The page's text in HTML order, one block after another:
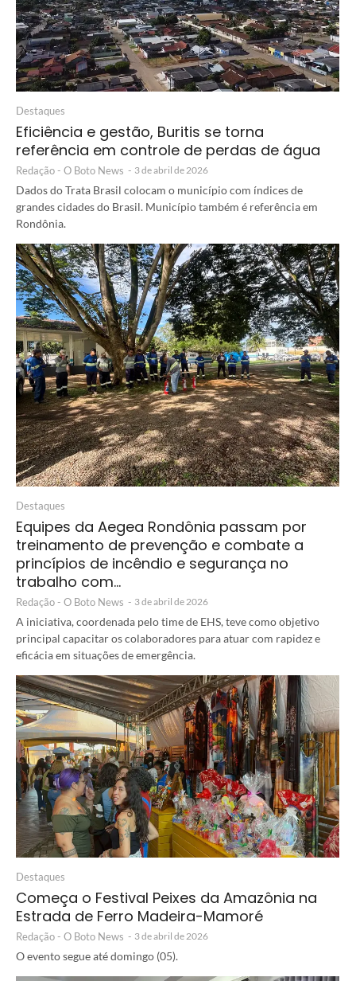
Destaques
Eficiência e gestão, Buritis se torna
referência em controle de perdas de água
Redação - O Boto News - 3 de abril de 2026
Dados do Trata Brasil colocam o município com índices de
grandes cidades do Brasil. Município também é referência em
Rondônia.
Destaques
Equipes da Aegea Rondônia passam por
treinamento de prevenção e combate a
princípios de incêndio e segurança no
trabalho com…
Redação - O Boto News - 3 de abril de 2026
A iniciativa, coordenada pelo time de EHS, teve como objetivo
principal capacitar os colaboradores para atuar com rapidez e
eficácia em situações de emergência.
Destaques
Começa o Festival Peixes da Amazônia na
Estrada de Ferro Madeira-Mamoré
Redação - O Boto News - 3 de abril de 2026
O evento segue até domingo (05).